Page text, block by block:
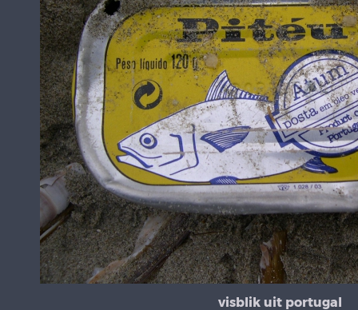
visblik uit portugal